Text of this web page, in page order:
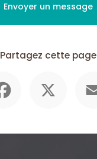
Envoyer un message
Partagez cette page